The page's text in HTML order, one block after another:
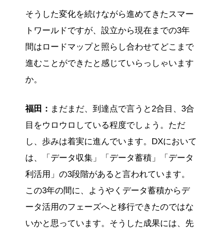
そうした変化を続けながら進めてきたスマー
トワールドですが、設立から現在までの3年
間はロードマップと照らし合わせてどこまで
進むことができたと感じていらっしゃいます
か。
福田： まだまだ、到達点で言うと2合目、3合
目をウロウロしている程度でしょう。ただ
し、歩みは着実に進んでいます。DXにおいて
は、「データ収集」「データ蓄積」「データ
利活用」の3段階があると言われています。
この3年の間に、ようやくデータ蓄積からデ
ータ活用のフェーズへと移行できたのではな
いかと思っています。そうした成果には、先